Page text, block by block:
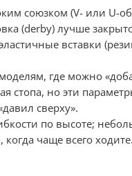
союзком (V- или U-
(derby) лучше
вставки
где можно
стопа, но эти
сверху».
по высоте;
когда чаще всего